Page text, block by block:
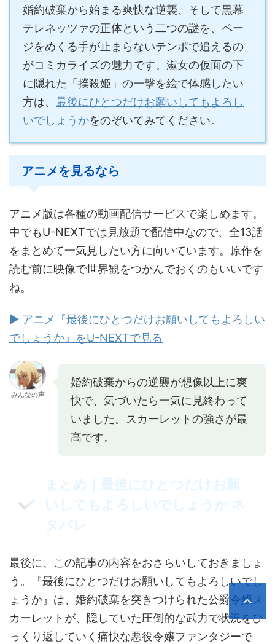
婚約破棄から始まる爽快な逆襲、そして黒幕
テレネッツァの正体という二つの謎を、ペー
ジをめくる手が止まらないテンポで追えるの
がコミカライズの魅力です。淑女の仮面の下
に隠れた「撲殺姫」の一撃を絵で体感したい
方は、 最後にひとつだけお願いしてもよろし
いでしょうかをのぞいてみてください。
アニメを見るなら
アニメ版は各種の動画配信サービスで楽しめます。
中でもU-NEXTでは見放題で配信中なので、全13話
をまとめて一気見したい方に向いています。原作を
読む前に映像で世界観をつかんでおくのもいいです
ね。
▶ アニメ『最後にひとつだけお願いしてもよろしい
でしょうか』をU-NEXTで見る
みんなの声
婚約破棄からの逆襲が想像以上に爽
快で、気づいたら一気に見終わって
いました。スカーレットの強さが最
高です。
まとめ｜最後にひとつだけお願
いしてもよろしいでしょうか ネ
タバレ
最後に、この記事の内容をおさらいしておきましょ
う。『最後にひとつだけお願いしてもよろしいでし
ょうか』は、婚約破棄を突きつけられた公爵令嬢ス
カーレットが、隠していた圧倒的な武力で状況をひ
っくり返していく痛快な悪役令嬢ファンタジーで